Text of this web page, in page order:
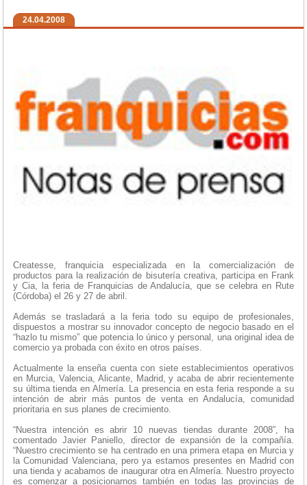
24.04.2008
Createsse, franquicia especializada en la comercialización de
productos para la realización de bisutería creativa, participa en Frank
y Cia, la feria de Franquicias de Andalucía, que se celebra en Rute
(Córdoba) el 26 y 27 de abril.
Además se trasladará a la feria todo su equipo de profesionales,
dispuestos a mostrar su innovador concepto de negocio basado en el
“hazlo tu mismo” que potencia lo único y personal, una original idea de
comercio ya probada con éxito en otros países.
Actualmente la enseña cuenta con siete establecimientos operativos
en Murcia, Valencia, Alicante, Madrid, y acaba de abrir recientemente
su última tienda en Almería. La presencia en esta feria responde a su
intención de abrir más puntos de venta en Andalucía, comunidad
prioritaria en sus planes de crecimiento.
“Nuestra intención es abrir 10 nuevas tiendas durante 2008”, ha
comentado Javier Paniello, director de expansión de la compañía.
“Nuestro crecimiento se ha centrado en una primera etapa en Murcia y
la Comunidad Valenciana, pero ya estamos presentes en Madrid con
una tienda y acabamos de inaugurar otra en Almería. Nuestro proyecto
es comenzar a posicionarnos también en todas las provincias de